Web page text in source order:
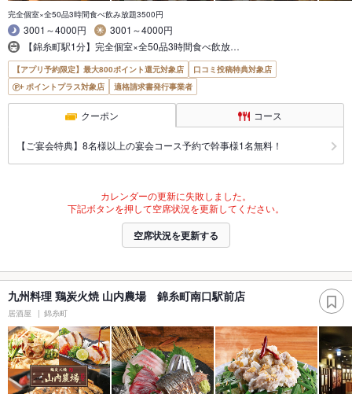
完全個室×全50品3時間食べ飲み放題3500円
3001～4000円
3001～4000円
【錦糸町駅1分】完全個室×全50品3時間食べ飲放…
【アプリ予約限定】最大800ポイント還元対象店
口コミ投稿特典対象店
ポイントプラス対象店
適格請求書発行事業者
クーポン コース
【ご宴会特典】8名様以上の宴会コース予約で幹事様1名無料！
カレンダーの更新に失敗しました。
下記ボタンを押して空席状況を更新してください。
空席状況を更新する
九州料理 鶏炭火焼 山内農場 錦糸町南口駅前店
居酒屋 錦糸町